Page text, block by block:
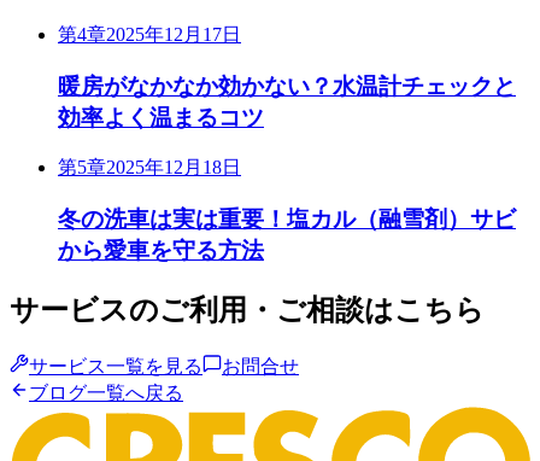
第4章2025年12月17日
暖房がなかなか効かない？水温計チェックと
効率よく温まるコツ
第5章2025年12月18日
冬の洗車は実は重要！塩カル（融雪剤）サビ
から愛車を守る方法
サービスのご利用・ご相談はこちら
サービス一覧を見る
お問合せ
ブログ一覧へ戻る